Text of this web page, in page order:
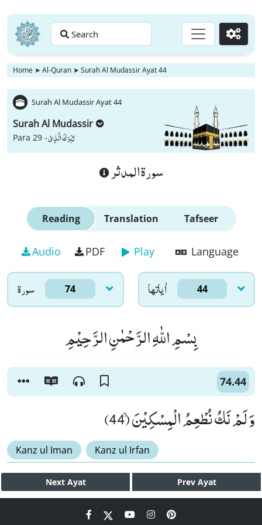
Search Go
Home ➤ Al-Quran ➤ Surah Al Mudassir Ayat 44
Surah Al Mudassir Ayat 44
Surah Al Mudassir
Para 29 -تَبٰرَكَ الَّذِیْ
سورة المدثر
Reading Translation Tafseer
Audio PDF Play Language
سورۃ 74 اٰياتها 44
بِسْمِ اللّٰهِ الرَّحْمٰنِ الرَّحِیْمِ
74.44
وَ لَمْ نَكُ نُطْعِمُ الْمِسْكِیْنَۙ (44)
Kanz ul Iman Kanz ul Irfan
Next Ayat Prev Ayat